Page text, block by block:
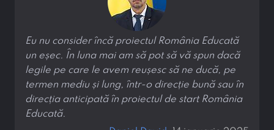
Eu nu consider încă proiectul România Educată
un eșec. În luna mai am să pot să vă spun dacă
legile pe care le avem reușesc să ne ducă, pe
termen mediu și lung, într-o direcție bună sau în
direcția anticipată în proiectul de start România
Educată.